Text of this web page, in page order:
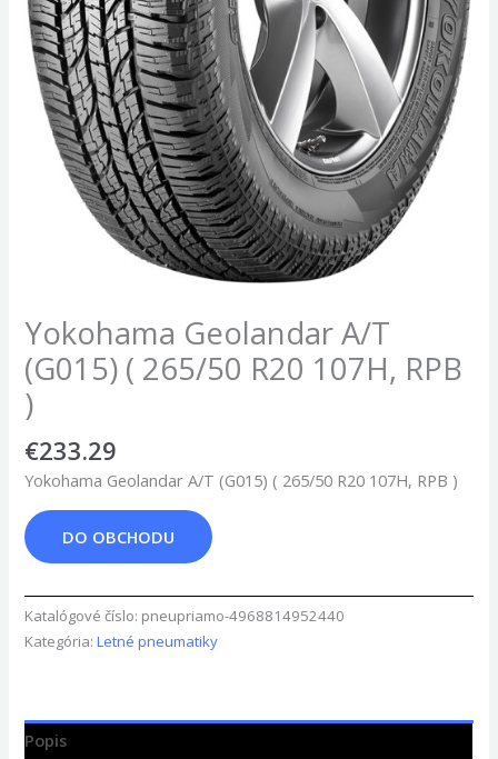
Yokohama Geolandar A/T
(G015) ( 265/50 R20 107H, RPB
)
€233.29
Yokohama Geolandar A/T (G015) ( 265/50 R20 107H, RPB )
DO OBCHODU
Katalógové číslo: pneupriamo-4968814952440
Kategória:Letné pneumatiky
Popis